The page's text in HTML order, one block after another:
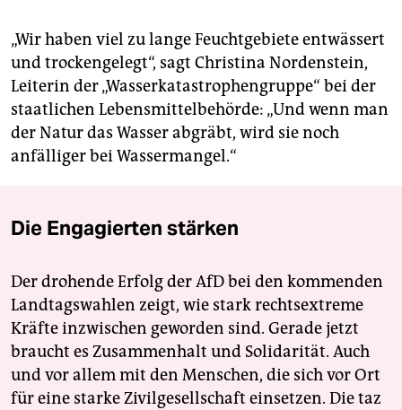
„Wir haben viel zu lange Feuchtgebiete entwässert
und trockengelegt“, sagt Christina Nordenstein,
Leiterin der „Wasserkatastrophengruppe“ bei der
staatlichen Lebensmittelbehörde: „Und wenn man
der Natur das Wasser abgräbt, wird sie noch
anfälliger bei Wassermangel.“
Die Engagierten stärken
Der drohende Erfolg der AfD bei den kommenden
Landtagswahlen zeigt, wie stark rechtsextreme
Kräfte inzwischen geworden sind. Gerade jetzt
braucht es Zusammenhalt und Solidarität. Auch
und vor allem mit den Menschen, die sich vor Ort
für eine starke Zivilgesellschaft einsetzen. Die taz